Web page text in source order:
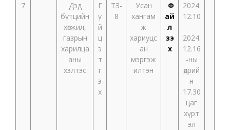
7
Дэд
бүтцийн
хөгжил,
газрын
харилца
аны
хэлтэс
Г
ү
й
ц
э
т
г
э
х
ТЗ-
8
Усан
хангам
ж
хариуцс
ан
мэргэж
илтэн
Ф
ай
л
үзэ
х
2024.
12.10
-
2024.
12.16
-ны
өдрий
н
17.30
цаг
хүрт
эл